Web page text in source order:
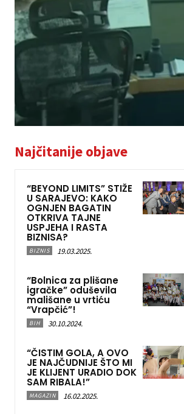
Najčitanije objave
“BEYOND LIMITS” STIŽE
U SARAJEVO: KAKO
OGNJEN BAGATIN
OTKRIVA TAJNE
USPJEHA I RASTA
BIZNISA?
BIZNIS 19.03.2025.
“Bolnica za plišane
igračke” oduševila
mališane u vrtiću
“Vrapčić”!
BIH 30.10.2024.
“ČISTIM GOLA, A OVO
JE NAJČUDNIJE ŠTO MI
JE KLIJENT URADIO DOK
SAM RIBALA!”
MAGAZIN 16.02.2025.